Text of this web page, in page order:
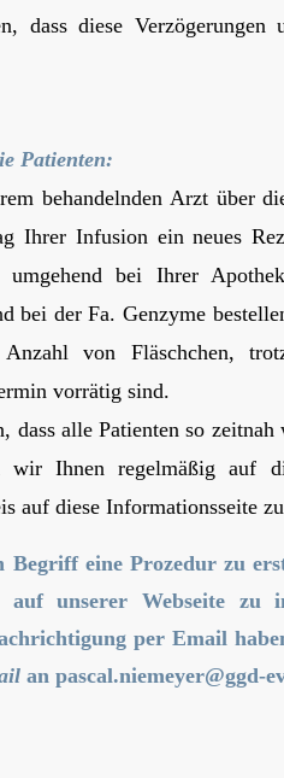
dass diese
Patienten:
behandelnden Arzt über
Ihrer Infusion ein neues
umgehend bei Ihrer
bei der Fa. Genzyme
von Fläschchen,
vorrätig sind.
dass alle Patienten so
wir Ihnen regelmäßig auf
auf diese Informationsseite
eine Prozedur zu
unserer Webseite zu
per Email
an pascal.niemeyer@ggd-